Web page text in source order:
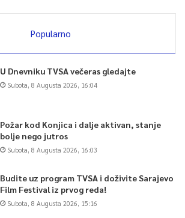
Popularno
U Dnevniku TVSA večeras gledajte
Subota, 8 Augusta 2026, 16:04
Požar kod Konjica i dalje aktivan, stanje
bolje nego jutros
Subota, 8 Augusta 2026, 16:03
Budite uz program TVSA i doživite Sarajevo
Film Festival iz prvog reda!
Subota, 8 Augusta 2026, 15:16